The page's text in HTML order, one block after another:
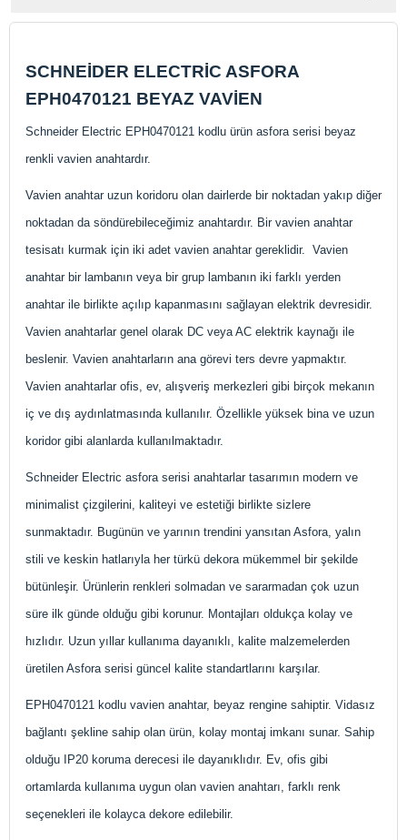
SCHNEİDER ELECTRİC ASFORA
EPH0470121 BEYAZ VAVİEN
Schneider Electric EPH0470121 kodlu ürün asfora serisi beyaz
renkli vavien anahtardır.
Vavien anahtar uzun koridoru olan dairlerde bir noktadan yakıp diğer
noktadan da söndürebileceğimiz anahtardır. Bir vavien anahtar
tesisatı kurmak için iki adet vavien anahtar gereklidir. Vavien
anahtar bir lambanın veya bir grup lambanın iki farklı yerden
anahtar ile birlikte açılıp kapanmasını sağlayan elektrik devresidir.
Vavien anahtarlar genel olarak DC veya AC elektrik kaynağı ile
beslenir. Vavien anahtarların ana görevi ters devre yapmaktır.
Vavien anahtarlar ofis, ev, alışveriş merkezleri gibi birçok mekanın
iç ve dış aydınlatmasında kullanılır. Özellikle yüksek bina ve uzun
koridor gibi alanlarda kullanılmaktadır.
Schneider Electric asfora serisi anahtarlar tasarımın modern ve
minimalist çizgilerini, kaliteyi ve estetiği birlikte sizlere
sunmaktadır. Bugünün ve yarının trendini yansıtan Asfora, yalın
stili ve keskin hatlarıyla her türkü dekora mükemmel bir şekilde
bütünleşir. Ürünlerin renkleri solmadan ve sararmadan çok uzun
süre ilk günde olduğu gibi korunur. Montajları oldukça kolay ve
hızlıdır. Uzun yıllar kullanıma dayanıklı, kalite malzemelerden
üretilen Asfora serisi güncel kalite standartlarını karşılar.
EPH0470121 kodlu vavien anahtar, beyaz rengine sahiptir. Vidasız
bağlantı şekline sahip olan ürün, kolay montaj imkanı sunar. Sahip
olduğu IP20 koruma derecesi ile dayanıklıdır. Ev, ofis gibi
ortamlarda kullanıma uygun olan vavien anahtarı, farklı renk
seçenekleri ile kolayca dekore edilebilir.